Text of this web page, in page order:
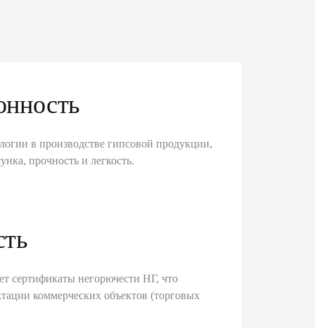
в производстве гипсовой продукции,
прочность и легкость.
сертификаты негорючести НГ, что
коммерческих объектов (торговых